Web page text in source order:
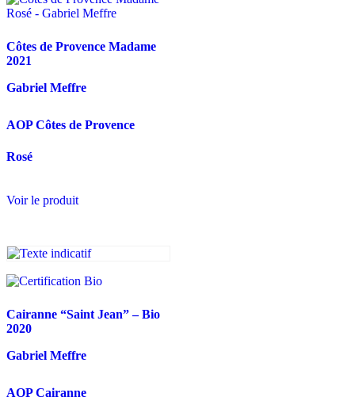
Côtes de Provence Madame
2021
Gabriel Meffre
AOP Côtes de Provence
Rosé
Voir le produit
Cairanne “Saint Jean” – Bio
2020
Gabriel Meffre
AOP Cairanne